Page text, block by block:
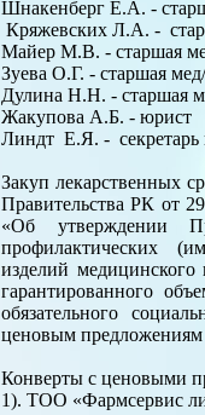
Шнакенберг Е.А. -
Кряжевских Л.А. -
Майер М.В. - старшая
Зуева О.Г. - старшая
Дулина Н.Н. - старшая
Жакупова А.Б. - юрист
Линдт Е.Я. - секретарь
Закуп лекарственных
Правительства РК от
«Об утверждении
профилактических
изделий
гарантированного
обязательного
ценовым предложениям
Конверты с ценовыми
1). ТОО «Фармсервис